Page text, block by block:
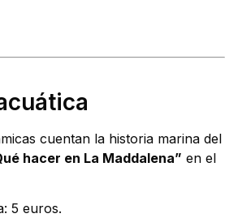
cuentan la historia marina del
hacer en La Maddalena” en el
5 euros.